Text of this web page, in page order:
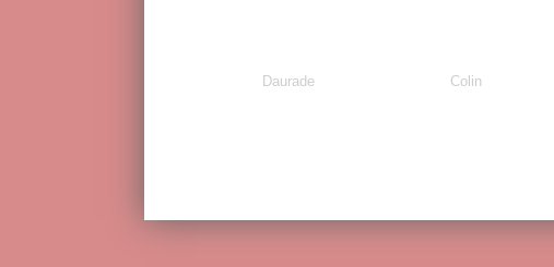
Daurade Colin